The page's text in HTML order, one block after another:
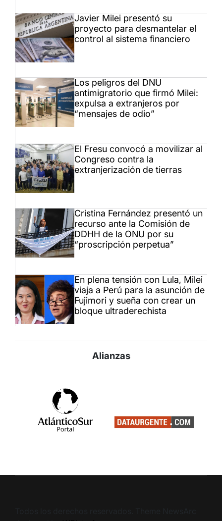
Javier Milei presentó su
proyecto para desmantelar el
control al sistema financiero
Los peligros del DNU
antimigratorio que firmó Milei:
expulsa a extranjeros por
“mensajes de odio”
El Fresu convocó a movilizar al
Congreso contra la
extranjerización de tierras
Cristina Fernández presentó un
recurso ante la Comisión de
DDHH de la ONU por su
“proscripción perpetua”
En plena tensión con Lula, Milei
viaja a Perú para la asunción de
Fujimori y sueña con crear un
bloque ultraderechista
Alianzas